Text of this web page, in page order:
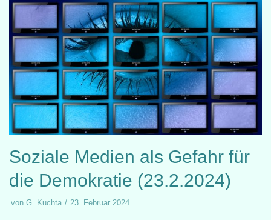
Soziale Medien als Gefahr für
die Demokratie (23.2.2024)
von G. Kuchta 23. Februar 2024